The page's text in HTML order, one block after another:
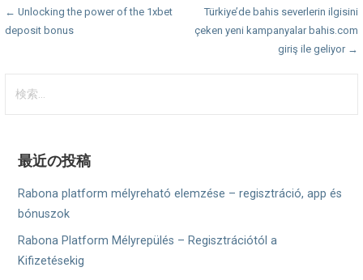
投
稿
ビ
ー
シ
ョ
ン
← Unlocking the power of the 1xbet
deposit bonus
Türkiye’de bahis severlerin ilgisini
çeken yeni kampanyalar bahis.com
giriş ile geliyor →
索:
最近の投稿
Rabona platform mélyreható elemzése – regisztráció, app és
bónuszok
Rabona Platform Mélyrepülés – Regisztrációtól a
Kifizetésekig